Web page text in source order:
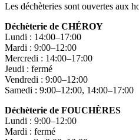
Les déchèteries sont ouvertes aux
Déchèterie de CHÉROY
Lundi : 14:00–17:00
Mardi : 9:00–12:00
Mercredi : 14:00–17:00
Jeudi : fermé
Vendredi : 9:00–12:00
Samedi : 9:00–12:00, 14:00–17:00
Déchèterie de FOUCHÈRES
Lundi : 9:00–12:00
Mardi : fermé